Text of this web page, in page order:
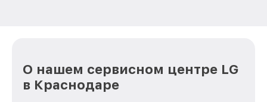
О нашем сервисном центре LG
в Краснодаре